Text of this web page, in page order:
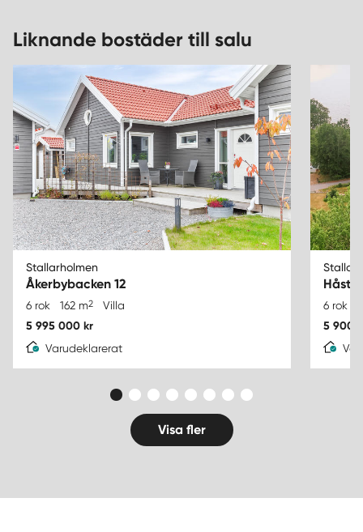
Liknande bostäder till salu
Stallarholmen
Åkerbybacken 12
6 rok 162 m2 Villa
5 995 000 kr
Varudeklarerat
6 rok
5 900
Visa fler